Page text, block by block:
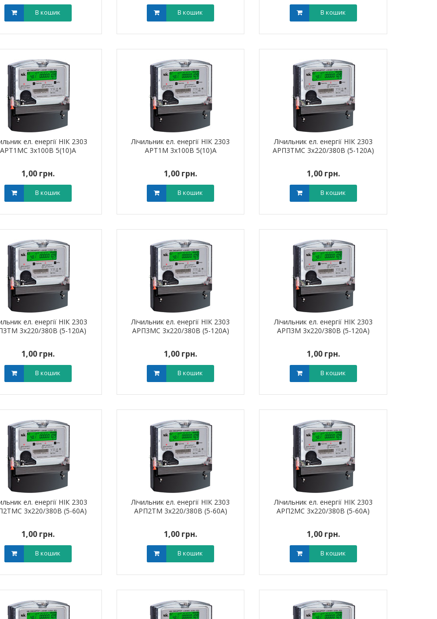
В кошик В кошик В кошик
ел. енергії НІК 2303
АРТ1МС 3х100В 5(10)А
1,00 грн.
В кошик
Лічильник ел. енергії НІК 2303
АРТ1М 3х100В 5(10)А
1,00 грн.
В кошик
Лічильник ел. енергії НІК 2303
АРП3ТМС 3х220/380В (5-120А)
1,00 грн.
В кошик
ел. енергії НІК 2303
3х220/380В (5-120А)
1,00 грн.
В кошик
Лічильник ел. енергії НІК 2303
АРП3МС 3х220/380В (5-120А)
1,00 грн.
В кошик
Лічильник ел. енергії НІК 2303
АРП3М 3х220/380В (5-120А)
1,00 грн.
В кошик
ел. енергії НІК 2303
3х220/380В (5-60А)
1,00 грн.
В кошик
Лічильник ел. енергії НІК 2303
АРП2ТМ 3х220/380В (5-60А)
1,00 грн.
В кошик
Лічильник ел. енергії НІК 2303
АРП2МС 3х220/380В (5-60А)
1,00 грн.
В кошик